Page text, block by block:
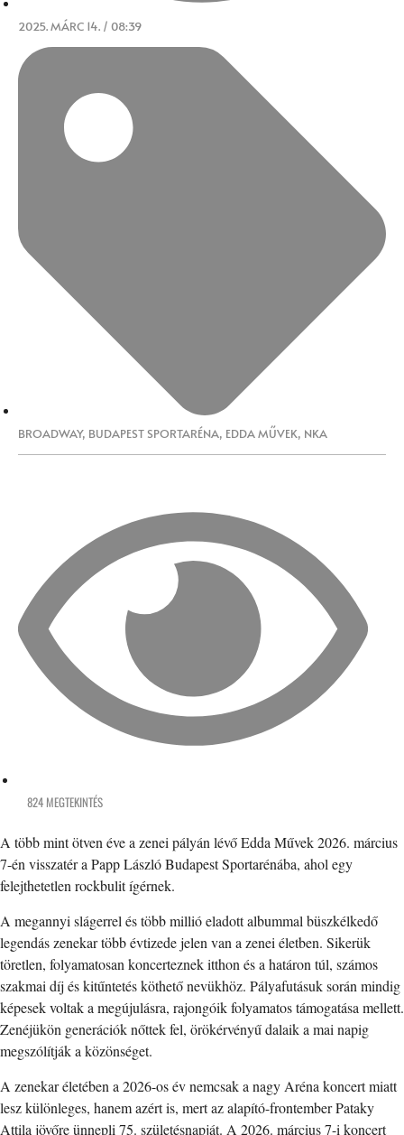
2025. MÁRC 14. / 08:39
BROADWAY, BUDAPEST SPORTARÉNA, EDDA MŰVEK, NKA
824 MEGTEKINTÉS
A több mint ötven éve a zenei pályán lévő Edda Művek 2026. március
7-én visszatér a Papp László Budapest Sportarénába, ahol egy
felejthetetlen rockbulit ígérnek.
A megannyi slágerrel és több millió eladott albummal büszkélkedő
legendás zenekar több évtizede jelen van a zenei életben. Sikerük
töretlen, folyamatosan koncerteznek itthon és a határon túl, számos
szakmai díj és kitűntetés köthető nevükhöz. Pályafutásuk során mindig
képesek voltak a megújulásra, rajongóik folyamatos támogatása mellett.
Zenéjükön generációk nőttek fel, örökérvényű dalaik a mai napig
megszólítják a közönséget.
A zenekar életében a 2026-os év nemcsak a nagy Aréna koncert miatt
lesz különleges, hanem azért is, mert az alapító-frontember Pataky
Attila jövőre ünnepli 75. születésnapját. A 2026. március 7-i koncert